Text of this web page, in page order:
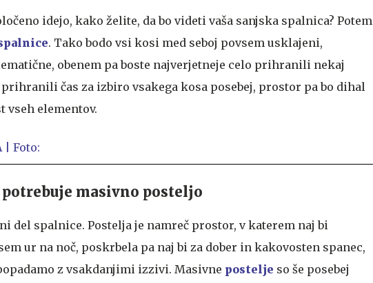
idejo, kako želite, da bo videti vaša sanjska spalnica? Potem
. Tako bodo vsi kosi med seboj povsem usklajeni,
obenem pa boste najverjetneje celo prihranili nekaj
čas za izbiro vsakega kosa posebej, prostor pa bo dihal
elementov.
masivno posteljo
del spalnice. Postelja je namreč prostor, v katerem naj bi
ur na noč, poskrbela pa naj bi za dober in kakovosten spanec,
z vsakdanjimi izzivi. Masivne postelje so še posebej